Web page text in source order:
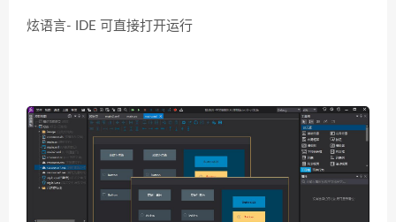
炫语言- IDE 可直接打开运行